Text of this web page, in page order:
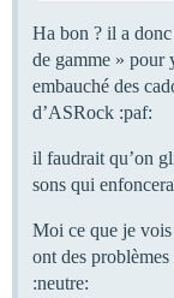
Ha bon ? il a
de gamme » pour
embauché des
d’ASRock :paf:
il faudrait qu’on
sons qui
Moi ce que je vois
ont des
:neutre: